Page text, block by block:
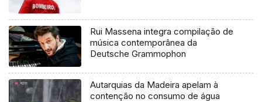
Rui Massena integra compilação de
música contemporânea da
Deutsche Grammophon
Autarquias da Madeira apelam à
contenção no consumo de água